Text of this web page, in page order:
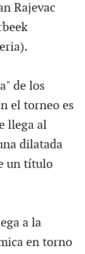
Rajevac
de los
el torneo es
llega al
dilatada
un título
a la
en torno